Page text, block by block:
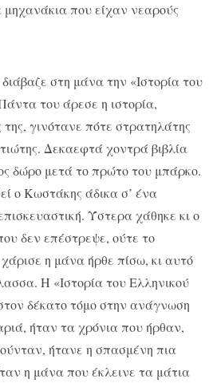
που είχαν νεαρούς
στη μάνα την «Ιστορία του
του άρεσε η ιστορία,
γινότανε πότε στρατηλάτης
Δεκαεφτά χοντρά βιβλία
δώρο μετά το πρώτο του μπάρκο.
ο Κωστάκης άδικα σ’ ένα
Ύστερα χάθηκε κι ο
δεν επέστρεψε, ούτε το
η μάνα ήρθε πίσω, κι αυτό
Η «Ιστορία του Ελληνικού
δέκατο τόμο στην ανάγνωση
ήταν τα χρόνια που ήρθαν,
ήτανε η σπασμένη πια
η μάνα που έκλεινε τα μάτια